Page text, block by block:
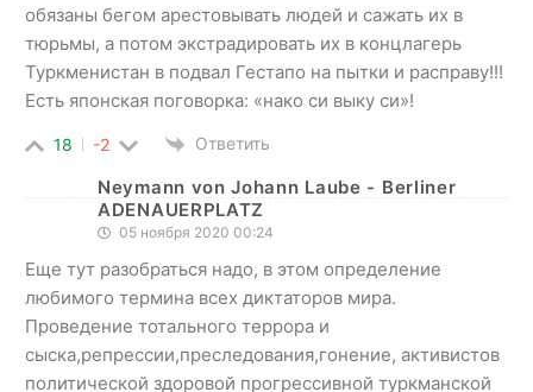
обязаны бегом арестовывать людей и сажать их в
тюрьмы, а потом экстрадировать их в концлагерь
Туркменистан в подвал Гестапо на пытки и расправу!!!
Есть японская поговорка: «нако си выку си»!
18 -2 Ответить
Neymann von Johann Laube - Berliner
ADENAUERPLATZ
05 ноября 2020 00:24
Еще тут разобраться надо, в этом определение
любимого термина всех диктаторов мира.
Проведение тотального террора и
сыска,репрессии,преследования,гонение, активистов
политической здоровой прогрессивной туркманской